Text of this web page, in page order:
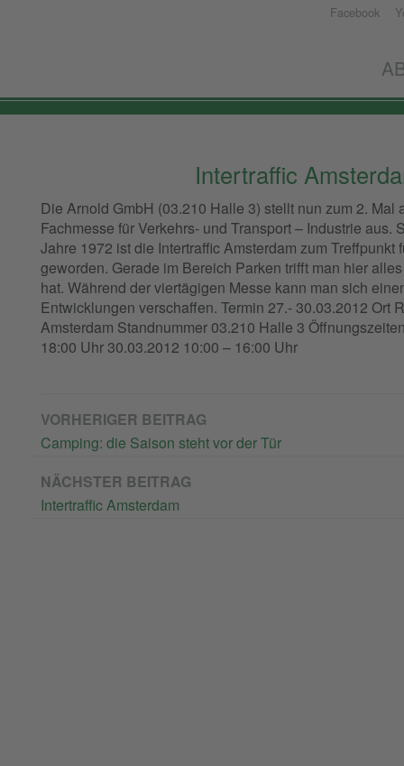
Elektronische
Bauelemente
Facebook
Intertraffic
Die Arnold GmbH (03.210 Halle 3) stellt nun zum 2. Mal
Fachmesse für Verkehrs- und Transport – Industrie aus.
Jahre 1972 ist die Intertraffic Amsterdam zum Treffpunkt
geworden. Gerade im Bereich Parken trifft man hier
hat. Während der viertägigen Messe kann man sich
Entwicklungen verschaffen. Termin 27.- 30.03.2012 Ort
Amsterdam Standnummer 03.210 Halle 3
18:00 Uhr 30.03.2012 10:00 – 16:00 Uhr
VORHERIGER BEITRAG
Camping: die Saison steht vor der Tür
NÄCHSTER BEITRAG
Intertraffic Amsterdam